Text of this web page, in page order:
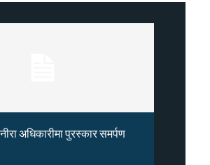
अधिकारीमा पुरस्कार समर्पण